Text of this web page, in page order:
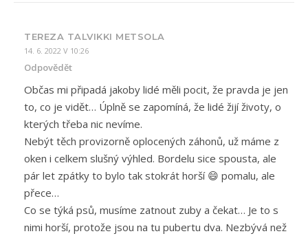
TEREZA TALVIKKI METSOLA
14. 6. 2022 V 10:26
Odpovědět
Občas mi připadá jakoby lidé měli pocit, že pravda je jen
to, co je vidět… Úplně se zapomíná, že lidé žijí životy, o
kterých třeba nic nevíme.
Nebýt těch provizorně oplocených záhonů, už máme z
oken i celkem slušný výhled. Bordelu sice spousta, ale
pár let zpátky to bylo tak stokrát horší 😄 pomalu, ale
přece…
Co se týká psů, musíme zatnout zuby a čekat… Je to s
nimi horší, protože jsou na tu pubertu dva. Nezbývá než